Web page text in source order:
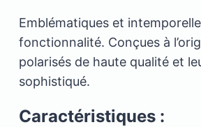
Emblématiques et
fonctionnalité. Conçues à
polarisés de haute qualité et
sophistiqué.
Caractéristiques :